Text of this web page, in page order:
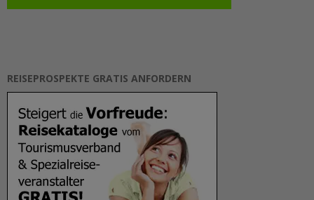
REISEPROSPEKTE GRATIS ANFORDERN